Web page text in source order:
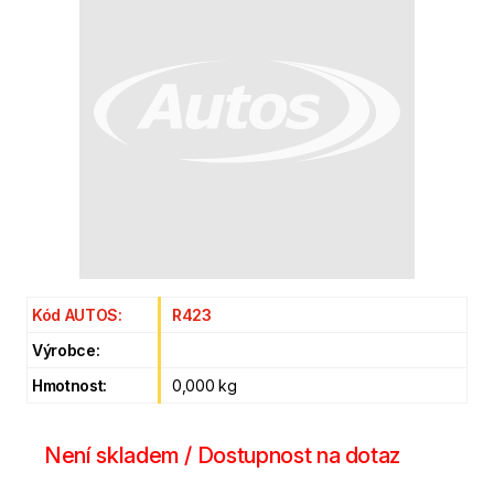
Kód AUTOS:
R423
Výrobce:
Hmotnost:
0,000 kg
Není skladem / Dostupnost na dotaz